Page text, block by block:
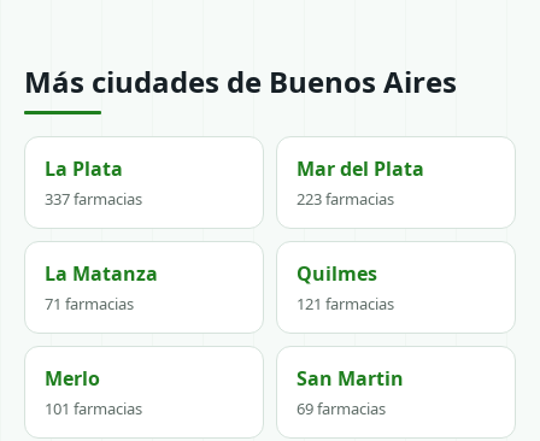
Más ciudades de Buenos Aires
La Plata
337 farmacias
Mar del Plata
223 farmacias
La Matanza
71 farmacias
Quilmes
121 farmacias
Merlo
101 farmacias
San Martin
69 farmacias